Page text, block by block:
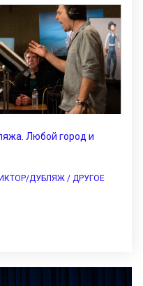
Любой город и
ДУБЛЯЖ / ДРУГОЕ